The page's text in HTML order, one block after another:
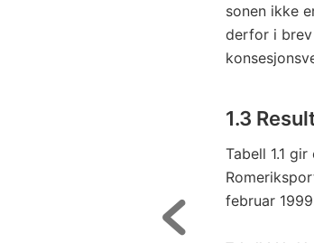
sonen ikke
derfor i
1.3
Tabell 1.1
februar